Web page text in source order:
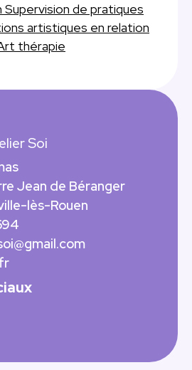
Supervision de pratiques
artistiques en relation
thérapie
Soi
Jean de Béranger
lès-Rouen